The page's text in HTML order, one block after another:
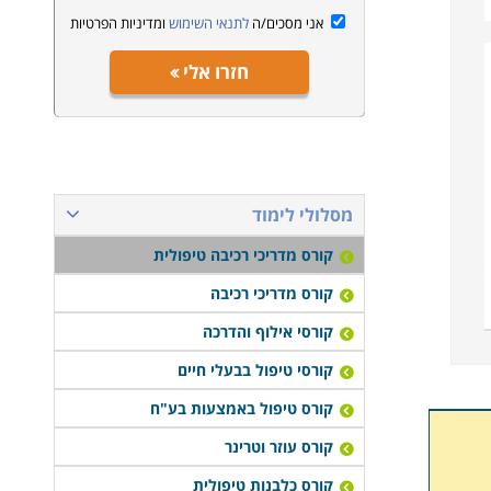
אני מסכים/הלתנאי השימוש ומדיניות הפרטיות
חזרו אלי
מסלולי לימוד
קורס מדריכי רכיבה טיפולית
קורס מדריכי רכיבה
קורסי אילוף והדרכה
קורסי טיפול בבעלי חיים
קורס טיפול באמצעות בע"ח
קורס עוזר וטרינר
קורס כלבנות טיפולית